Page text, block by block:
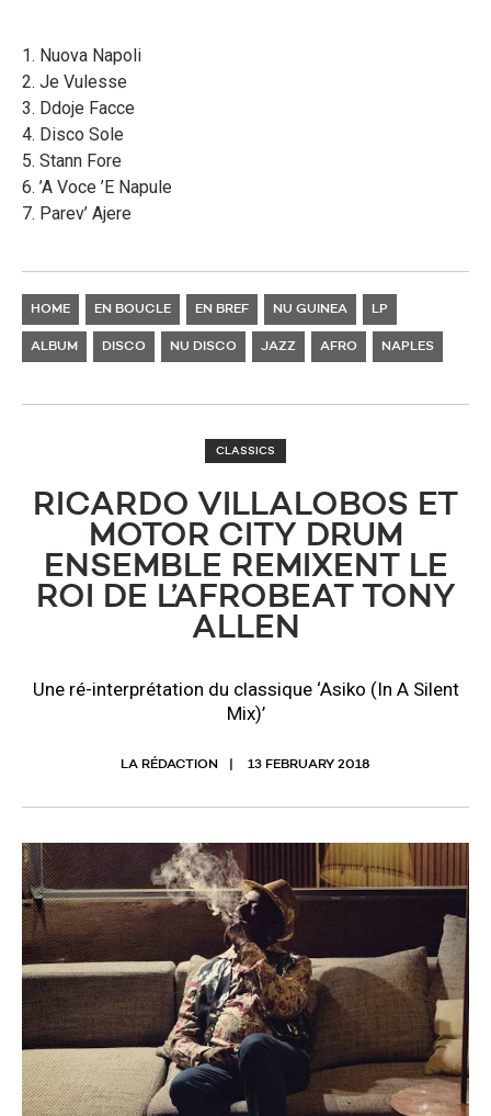
1. Nuova Napoli
2. Je Vulesse
3. Ddoje Facce
4. Disco Sole
5. Stann Fore
6. ’A Voce ’E Napule
7. Parev’ Ajere
HOME EN BOUCLE EN BREF NU GUINEA LP
ALBUM DISCO NU DISCO JAZZ AFRO NAPLES
CLASSICS
RICARDO VILLALOBOS ET
MOTOR CITY DRUM
ENSEMBLE REMIXENT LE
ROI DE L’AFROBEAT TONY
ALLEN
Une ré-interprétation du classique ‘Asiko (In A Silent
Mix)’
LA RÉDACTION 13 FEBRUARY 2018